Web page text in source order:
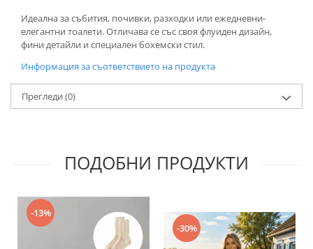
Идеална за събития, почивки, разходки или ежедневни-
елегантни тоалети. Отличава се със своя флуиден дизайн,
фини детайли и специален бохемски стил.
Информация за съответствието на продукта
Прегледи (0)
ПОДОБНИ ПРОДУКТИ
-13%
-30%